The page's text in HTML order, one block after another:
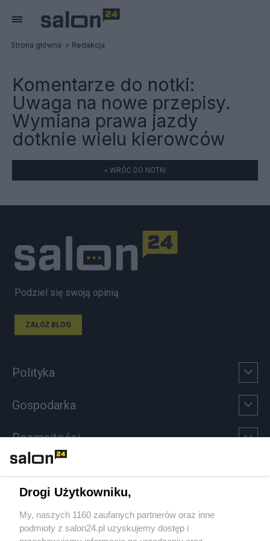
Strona główna Redakcja
Komentarze do notki:
Uwaga na nowe przepisy.
Wymiana prawa jazdy
dotknie wielu kierowców
« WRÓĆ DO NOTKI
Podziel się swoją opinią
ZAŁÓŻ BLOG
Polityka
Gospodarka
Rozmaitości
Sport
Społeczeństwo
Drogi Użytkowniku,
My, naszych 1160 zaufanych partnerów oraz inne
podmioty z salon24.pl uzyskujemy dostęp i